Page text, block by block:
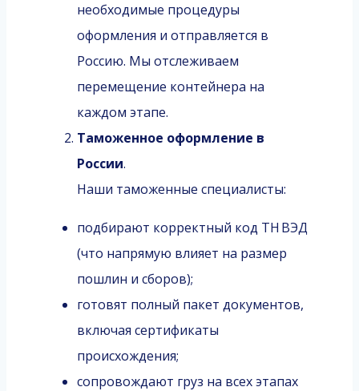
необходимые процедуры
оформления и отправляется в
Россию. Мы отслеживаем
перемещение контейнера на
каждом этапе.
Таможенное оформление в
России.
Наши таможенные специалисты:
подбирают корректный код ТН ВЭД
(что напрямую влияет на размер
пошлин и сборов);
готовят полный пакет документов,
включая сертификаты
происхождения;
сопровождают груз на всех этапах